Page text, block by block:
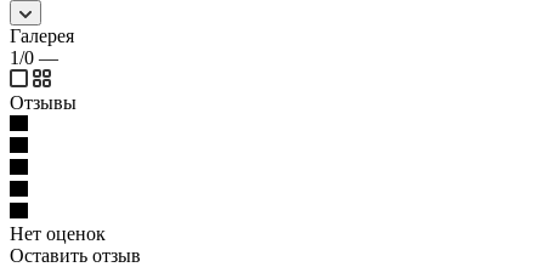
Галерея
1/0 —
Отзывы
Нет оценок
Оставить отзыв